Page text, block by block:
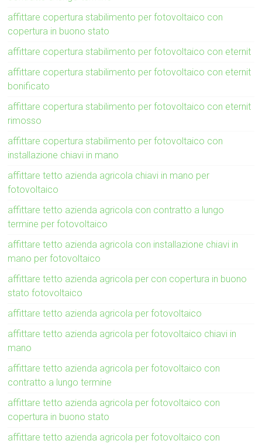
affittare copertura stabilimento per fotovoltaico con
copertura in buono stato
affittare copertura stabilimento per fotovoltaico con eternit
affittare copertura stabilimento per fotovoltaico con eternit
bonificato
affittare copertura stabilimento per fotovoltaico con eternit
rimosso
affittare copertura stabilimento per fotovoltaico con
installazione chiavi in mano
affittare tetto azienda agricola chiavi in mano per
fotovoltaico
affittare tetto azienda agricola con contratto a lungo
termine per fotovoltaico
affittare tetto azienda agricola con installazione chiavi in
mano per fotovoltaico
affittare tetto azienda agricola per con copertura in buono
stato fotovoltaico
affittare tetto azienda agricola per fotovoltaico
affittare tetto azienda agricola per fotovoltaico chiavi in
mano
affittare tetto azienda agricola per fotovoltaico con
contratto a lungo termine
affittare tetto azienda agricola per fotovoltaico con
copertura in buono stato
affittare tetto azienda agricola per fotovoltaico con